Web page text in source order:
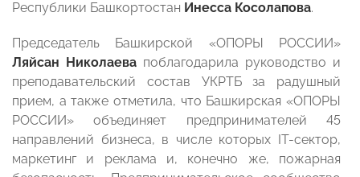
Республики Башкортостан Инесса Косолапова.
Председатель Башкирской «ОПОРЫ РОССИИ»
Ляйсан Николаева поблагодарила руководство и
преподавательский состав УКРТБ за радушный
прием, а также отметила, что Башкирская «ОПОРЫ
РОССИИ» объединяет предпринимателей 45
направлений бизнеса, в числе которых IT-сектор,
маркетинг и реклама и, конечно же, пожарная